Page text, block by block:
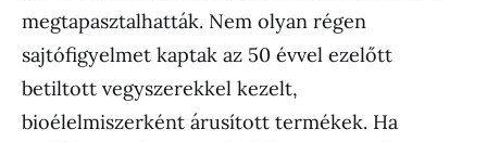
megtapasztalhatták. Nem olyan régen
sajtófigyelmet kaptak az 50 évvel ezelőtt
betiltott vegyszerekkel kezelt,
bioélelmiszerként árusított termékek. Ha